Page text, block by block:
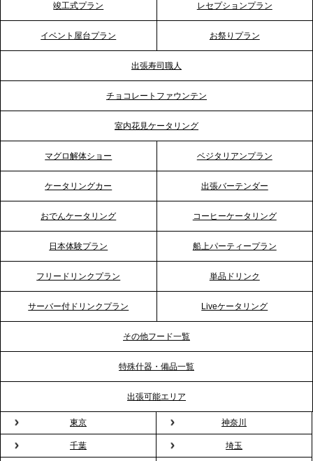
プレスリリースのご案内｜ケータリングのセカンド
2026.5.12
プレスリリースのご案内｜ケータリングのセカンド
プレスリリースのご案内｜「温かな食」が会話のス
イッチに。新入社員研修で《食体験としてのケータ
テーブル、横浜事務所を新設。神奈川エリアのサー
ビス提供体制を強化し、質の高い「場づくり」をサ
TBS「Nスタ」で、2ndTable「1DISH」の花見オー
ドブルが紹介されました
2026.3.23
竣工式プラン レセプションプラン
イベント屋台プラン お祭りプラン
出張寿司職人
チョコレートファウンテン
室内花見ケータリング
マグロ解体ショー ベジタリアンプラン
ケータリングカー 出張バーテンダー
おでんケータリング コーヒーケータリング
日本体験プラン 船上パーティープラン
フリードリンクプラン 単品ドリンク
サーバー付ドリンクプラン Liveケータリング
その他フード一覧
特殊什器・備品一覧
出張可能エリア
東京 神奈川
千葉 埼玉